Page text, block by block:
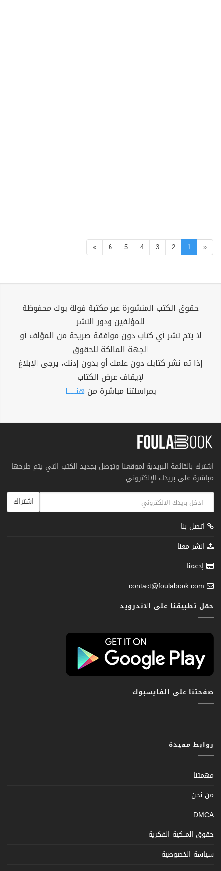
«
1
2
3
4
5
6
»
حقوق الكتب المنشورة عبر مكتبة فولة بوك محفوظة
للمؤلفين ودور النشر
لا يتم نشر أي كتاب دون موافقة صريحة من المؤلف أو
الجهة المالكة للحقوق
إذا تم نشر كتابك دون علمك أو بدون إذنك، يرجى الإبلاغ
لإيقاف عرض الكتاب
بمراسلتنا مباشرة من هنــــــا
اشترك بالقائمة البريدية لموقعنا وتوصل بجديد الكتب التي يتم طرحها
مباشرة على بريدك الإلكتروني
اشتراك
اتصل بنا
انشر معنا
إدعمنا
contact@foulabook.com
حمّل تطبيقنا على الاندرويد
صفحتنا على الفايسبوك
روابط مفيدة
مهمتنا
من نحن
DMCA
حقوق الملكية الفكرية
سياسة الخصوصية